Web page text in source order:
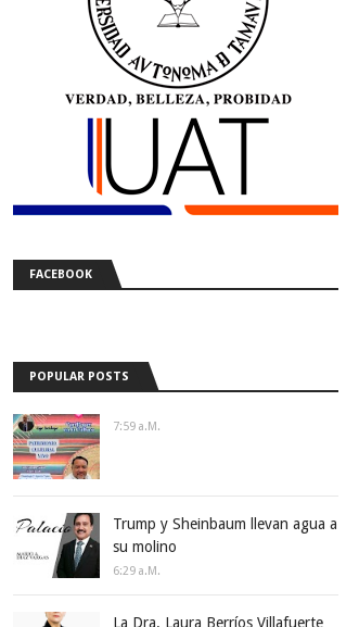
FACEBOOK
POPULAR POSTS
7:59 A.m.
Trump y Sheinbaum llevan agua a
su molino
6:29 A.m.
La Dra. Laura Berríos Villafuerte